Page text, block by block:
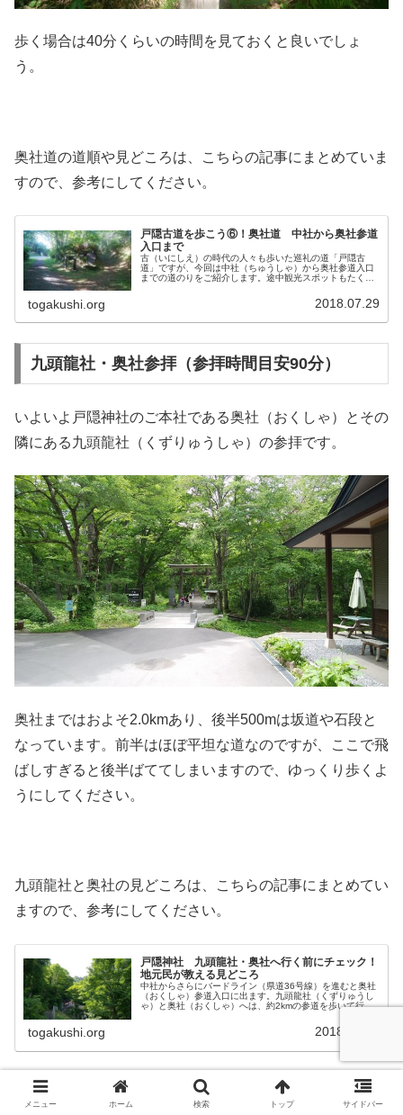
歩く場合は40分くらいの時間を見ておくと良いでしょ
う。
奥社道の道順や見どころは、こちらの記事にまとめていま
すので、参考にしてください。
戸隠古道を歩こう⑥！奥社道 中社から奥社参道
入口まで
古（いにしえ）の時代の人々も歩いた巡礼の道「戸隠古
道」ですが、今回は中社（ちゅうしゃ）から奥社参道入口
までの道のりをご紹介します。途中観光スポットもたくさ
togakushi.org 2018.07.29
九頭龍社・奥社参拝（参拝時間目安90分）
いよいよ戸隠神社のご本社である奥社（おくしゃ）とその
隣にある九頭龍社（くずりゅうしゃ）の参拝です。
奥社まではおよそ2.0kmあり、後半500mは坂道や石段と
なっています。前半はほぼ平坦な道なのですが、ここで飛
ばしすぎると後半ばててしまいますので、ゆっくり歩くよ
うにしてください。
九頭龍社と奥社の見どころは、こちらの記事にまとめてい
ますので、参考にしてください。
戸隠神社 九頭龍社・奥社へ行く前にチェック！
地元民が教える見どころ
中社からさらにバードライン（県道36号線）を進むと奥社
（おくしゃ）参道入口に出ます。九頭龍社（くずりゅうし
ゃ）と奥社（おくしゃ）へは、約2kmの参道を歩いて行っ
togakushi.org 2018.07.08
メニュー ホーム 検索 トップ サイドバー